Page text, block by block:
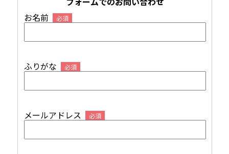
お名前
必須
ふりがな 必須
メールアドレス 必須